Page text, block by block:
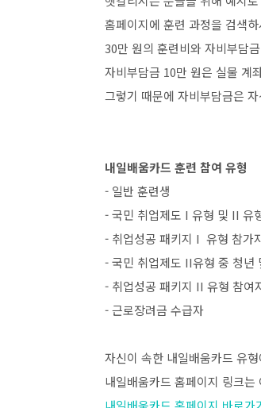
홈페이지에 훈련 과정을 검색
30만 원의 훈련비와 자비부담
자비부담금 10만 원은 실물 계
그렇기 때문에 자비부담금은
내일배움카드 훈련 참여 유형
- 일반 훈련생
- 국민 취업제도 I 유형 및 II 유
- 취업성공 패키지 I 유형 참가
- 국민 취업제도 II유형 중 청년
- 취업성공 패키지 II 유형 참여
- 근로장려금 수급자
자신이 속한 내일배움카드 유
내일배움카드 홈페이지 링크는